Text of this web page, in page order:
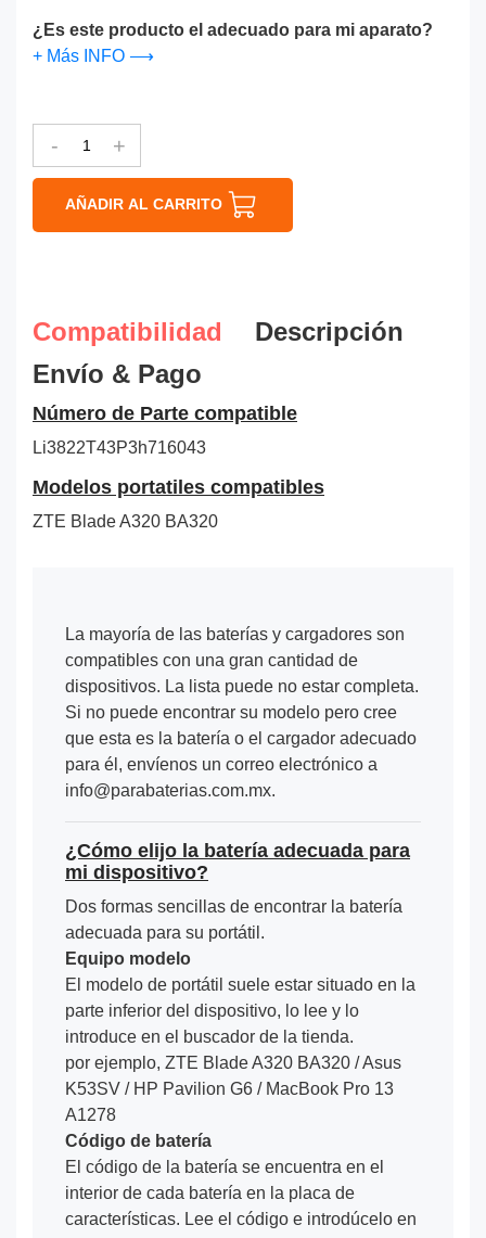
¿Es este producto el adecuado para mi aparato?
+ Más INFO ⟶
- +
AÑADIR AL CARRITO
Compatibilidad
Descripción
Envío & Pago
Número de Parte compatible
Li3822T43P3h716043
Modelos portatiles compatibles
ZTE Blade A320 BA320
La mayoría de las baterías y cargadores son
compatibles con una gran cantidad de
dispositivos. La lista puede no estar completa.
Si no puede encontrar su modelo pero cree
que esta es la batería o el cargador adecuado
para él, envíenos un correo electrónico a
info@parabaterias.com.mx.
¿Cómo elijo la batería adecuada para
mi dispositivo?
Dos formas sencillas de encontrar la batería
adecuada para su portátil.
Equipo modelo
El modelo de portátil suele estar situado en la
parte inferior del dispositivo, lo lee y lo
introduce en el buscador de la tienda.
por ejemplo, ZTE Blade A320 BA320 / Asus
K53SV / HP Pavilion G6 / MacBook Pro 13
A1278
Código de batería
El código de la batería se encuentra en el
interior de cada batería en la placa de
características. Lee el código e introdúcelo en